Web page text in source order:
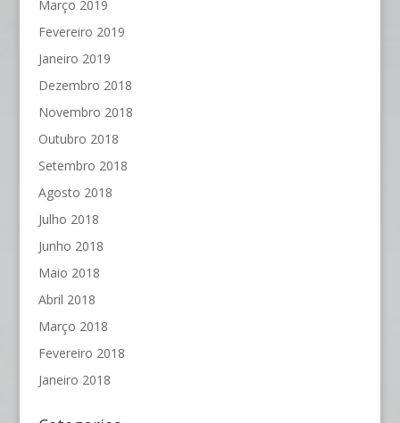
Março 2019
Fevereiro 2019
Janeiro 2019
Dezembro 2018
Novembro 2018
Outubro 2018
Setembro 2018
Agosto 2018
Julho 2018
Junho 2018
Maio 2018
Abril 2018
Março 2018
Fevereiro 2018
Janeiro 2018